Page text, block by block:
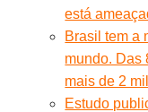
está
Brasil tem a
mundo. Das
mais de 2
Estudo